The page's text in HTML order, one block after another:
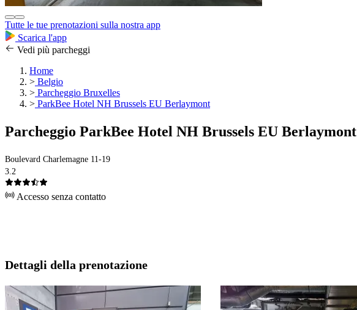
Tutte le tue prenotazioni sulla nostra app
Scarica l'app
Vedi più parcheggi
Home
> Belgio
> Parcheggio Bruxelles
> ParkBee Hotel NH Brussels EU Berlaymont
Parcheggio ParkBee Hotel NH Brussels EU Berlaymont
Boulevard Charlemagne 11-19
3.2
Accesso senza contatto
Dettagli della prenotazione